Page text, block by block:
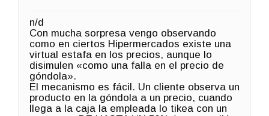
n/d
Con mucha sorpresa vengo observando
como en ciertos Hipermercados existe una
virtual estafa en los precios, aunque lo
disimulen «como una falla en el precio de
góndola».
El mecanismo es fácil. Un cliente observa un
producto en la góndola a un precio, cuando
llega a la caja la empleada lo tikea con un